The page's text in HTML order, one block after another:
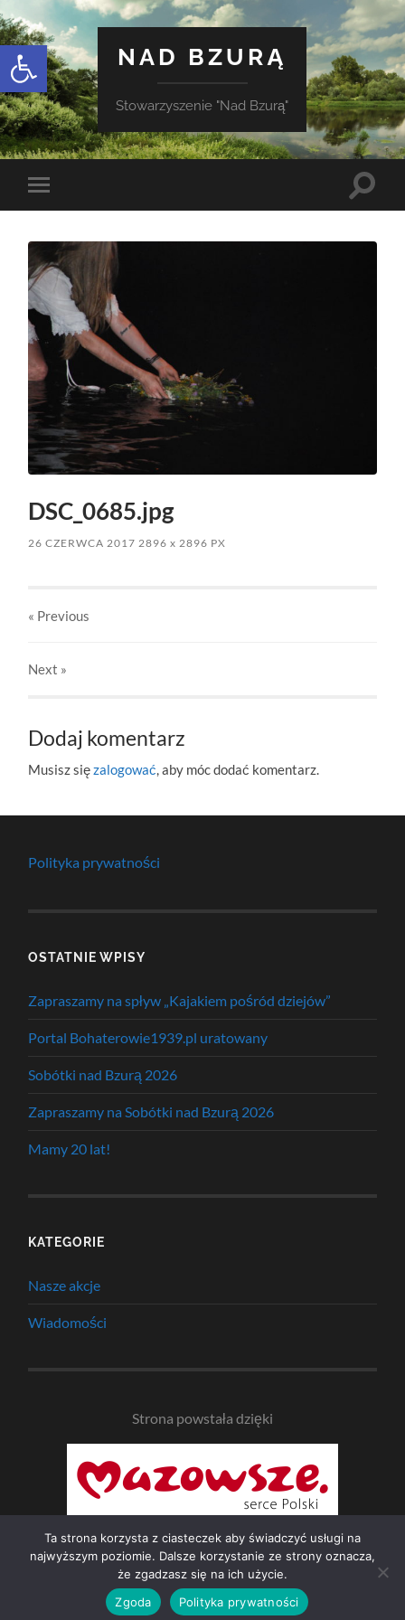
Otwórz pasek narzędzi
NAD BZURĄ
Stowarzyszenie "Nad Bzurą"
Toggle
mobile
Toggle
DSC_0685.jpg
26 CZERWCA 2017 2896x 2896 PX
« Previous
Next »
Dodaj komentarz
Musisz sięzalogować, aby móc dodać komentarz.
Polityka prywatności
OSTATNIE WPISY
Zapraszamy na spływ „Kajakiem pośród dziejów”
Portal Bohaterowie1939.pl uratowany
Sobótki nad Bzurą 2026
Zapraszamy na Sobótki nad Bzurą 2026
Mamy 20 lat!
KATEGORIE
Nasze akcje
Wiadomości
Strona powstała dzięki
© 2026 NAD BZURĄ —UP ↑
Ta strona korzysta z ciasteczek aby świadczyć usługi na
najwyższym poziomie. Dalsze korzystanie ze strony oznacza,
że zgadzasz się na ich użycie.
Zgoda
Polityka prywatności